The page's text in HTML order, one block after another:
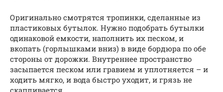
Оригинально смотрятся тропинки, сделанные из
пластиковых бутылок. Нужно подобрать бутылки
одинаковой емкости, наполнить их песком, и
вкопать (горлышками вниз) в виде бордюра по обе
стороны от дорожки. Внутреннее пространство
засыпается песком или гравием и уплотняется – и
ходить мягко, и вода быстро уходит, и грязь не
скапливается.